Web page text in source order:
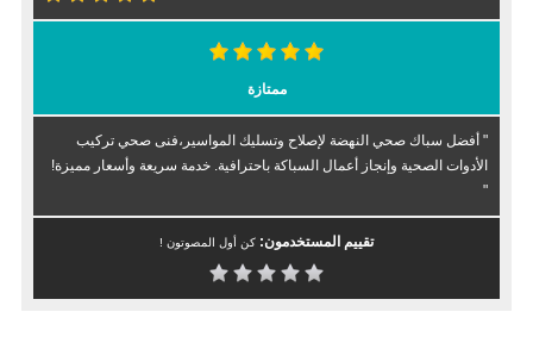
ممتازة
" أفضل سباك صحي النهضة لإصلاح وتسليك المواسير،فنى صحي تركيب
الأدوات الصحية وإنجاز أعمال السباكة باحترافية. خدمة سريعة وأسعار مميزة!
"
تقييم المستخدمون: كن أول المصوتون !